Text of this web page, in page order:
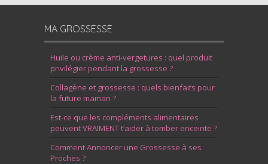
MA GROSSESSE
Huile ou crème anti-vergetures : quel produit
privilégier pendant la grossesse ?
Collagène et grossesse : quels bienfaits pour
la future maman ?
Est-ce que les compléments alimentaires
peuvent VRAIMENT t’aider à tomber enceinte ?
Comment Annoncer une Grossesse à ses
Proches ?